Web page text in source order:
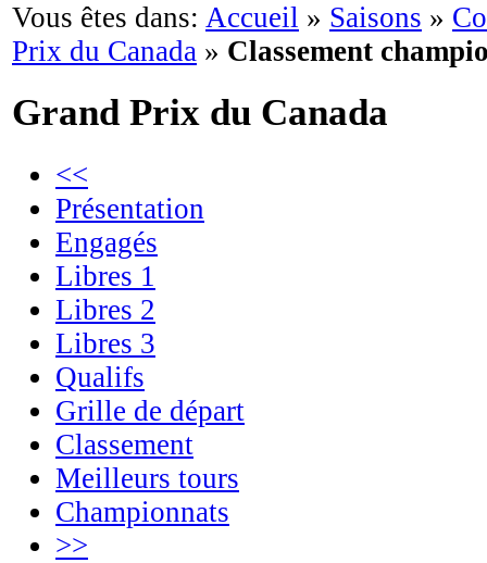
Vous êtes dans: Accueil » Saisons »
Prix du Canada » Classement
Grand Prix du Canada
<<
Présentation
Engagés
Libres 1
Libres 2
Libres 3
Qualifs
Grille de départ
Classement
Meilleurs tours
Championnats
>>